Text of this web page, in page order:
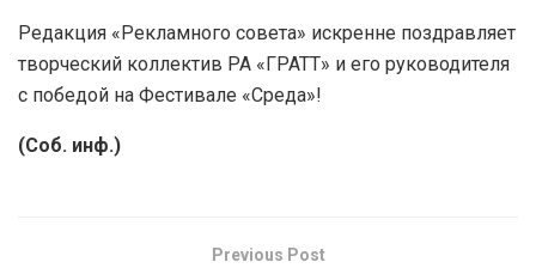
Редакция «Рекламного совета» искренне поздравляет
творческий коллектив РА «ГРАТТ» и его руководителя
с победой на Фестивале «Среда»!
(Соб. инф.)
Previous Post